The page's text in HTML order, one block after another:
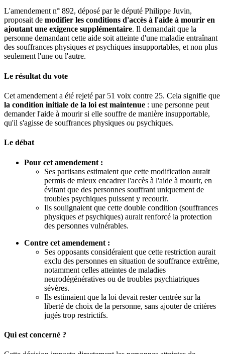
L'amendement n° 892, déposé par le député Philippe Juvin,
proposait de modifier les conditions d'accès à l'aide à mourir en
ajoutant une exigence supplémentaire. Il demandait que la
personne demandant cette aide soit atteinte d'une maladie entraînant
des souffrances physiques etpsychiques insupportables, et non plus
seulement l'une ou l'autre.
Le résultat du vote
Cet amendement a été rejeté par 51 voix contre 25. Cela signifie que
la condition initiale de la loi est maintenue : une personne peut
demander l'aide à mourir si elle souffre de manière insupportable,
qu'il s'agisse de souffrances physiques ou psychiques.
Le débat
Pour cet amendement :
Ses partisans estimaient que cette modification aurait
permis de mieux encadrer l'accès à l'aide à mourir, en
évitant que des personnes souffrant uniquement de
troubles psychiques puissent y recourir.
Ils soulignaient que cette double condition (souffrances
physiques etpsychiques) aurait renforcé la protection
des personnes vulnérables.
Contre cet amendement :
Ses opposants considéraient que cette restriction aurait
exclu des personnes en situation de souffrance extrême,
notamment celles atteintes de maladies
neurodégénératives ou de troubles psychiatriques
sévères.
Ils estimaient que la loi devait rester centrée sur la
liberté de choix de la personne, sans ajouter de critères
jugés trop restrictifs.
Qui est concerné ?